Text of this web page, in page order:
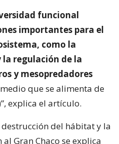
funcional
importantes para el
como la
regulación de la
y mesopredadores
que se alimenta de
explica el artículo.
del hábitat y la
Gran Chaco se explica